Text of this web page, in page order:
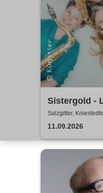
Sistergold -
Salzgitter,
11.09.2026